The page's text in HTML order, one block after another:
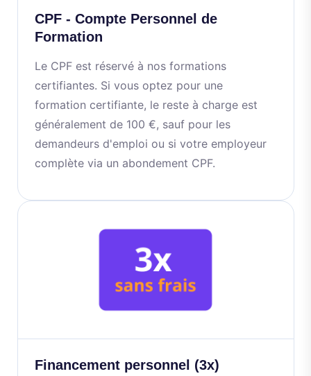
CPF - Compte Personnel de
Formation
Le CPF est réservé à nos formations
certifiantes. Si vous optez pour une
formation certifiante, le reste à charge est
généralement de 100 €, sauf pour les
demandeurs d'emploi ou si votre employeur
complète via un abondement CPF.
Financement personnel (3x)